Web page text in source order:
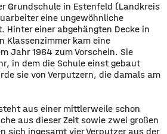
Grundschule in Estenfeld (Landkreis
eine ungewöhnliche
Hinter einer abgehängten Decke in
Klassenzimmer kam eine
Jahr 1964 zum Vorschein. Sie
in dem die Schule einst gebaut
sie von Verputzern, die damals am
aus einer mittlerweile schon
aus dieser Zeit sowie zwei großen
sich ingesamt vier Verputzer aus der